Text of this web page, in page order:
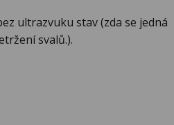
ultrazvuku stav (zda se jedná
svalů.).